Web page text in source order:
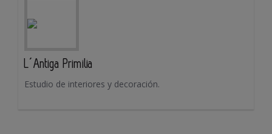
L´Antiga Primilia
Estudio de interiores y decoración.